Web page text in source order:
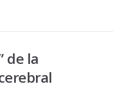
de la